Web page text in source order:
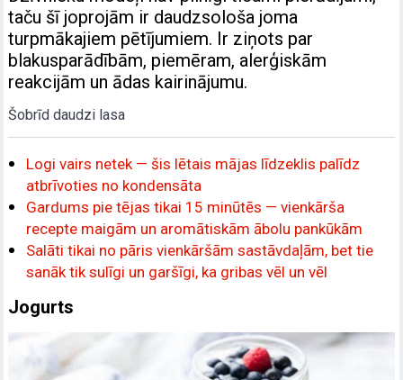
taču šī joprojām ir daudzsološa joma
turpmākajiem pētījumiem. Ir ziņots par
blakusparādībām, piemēram, alerģiskām
reakcijām un ādas kairinājumu.
Šobrīd daudzi lasa
Logi vairs netek — šis lētais mājas līdzeklis palīdz
atbrīvoties no kondensāta
Gardums pie tējas tikai 15 minūtēs — vienkārša
recepte maigām un aromātiskām ābolu pankūkām
Salāti tikai no pāris vienkāršām sastāvdaļām, bet tie
sanāk tik sulīgi un garšīgi, ka gribas vēl un vēl
Jogurts